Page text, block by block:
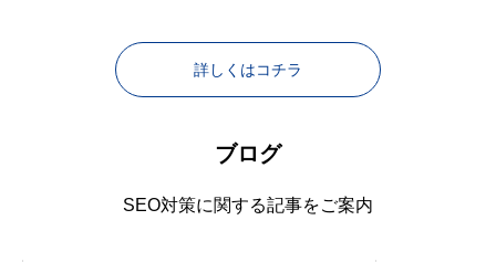
詳しくはコチラ
ブログ
SEO対策に関する記事をご案内